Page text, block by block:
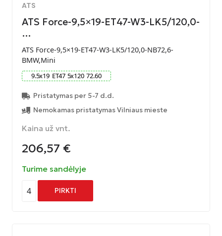
ATS
ATS Force-9,5×19-ET47-W3-LK5/120,0-
…
ATS Force-9,5×19-ET47-W3-LK5/120,0-NB72,6-
BMW,Mini
9.5x19 ET47 5x120 72.60
Pristatymas per 5-7 d.d.
Nemokamas pristatymas Vilniaus mieste
Kaina už vnt.
206,57 €
Turime sandėlyje
4 PIRKTI